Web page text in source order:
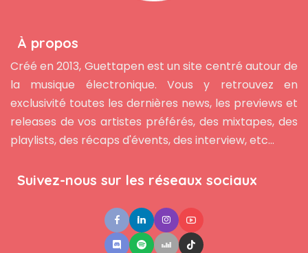
À propos
Créé en 2013, Guettapen est un site centré autour de
la musique électronique. Vous y retrouvez en
exclusivité toutes les dernières news, les previews et
releases de vos artistes préférés, des mixtapes, des
playlists, des récaps d'évents, des interview, etc...
Suivez-nous sur les réseaux sociaux